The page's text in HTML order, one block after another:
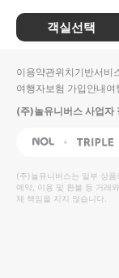
객실선택
이용약관위치기반서비
여행자보험 가입안내여
(주)놀유니버스 사업자
NOL Triple
(주)놀유니버스는 일부 상
예약, 이용 및 환불 등 거래
체 책임을 지지 않습니다.